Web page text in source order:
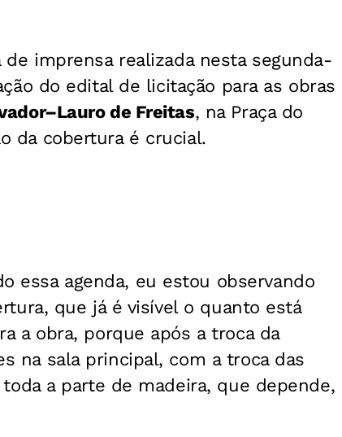
imprensa realizada nesta segunda-
do edital de licitação para as obras
de Freitas, na Praça do
da cobertura é crucial.
essa agenda, eu estou observando
que já é visível o quanto está
a obra, porque após a troca da
na sala principal, com a troca das
a parte de madeira, que depende,